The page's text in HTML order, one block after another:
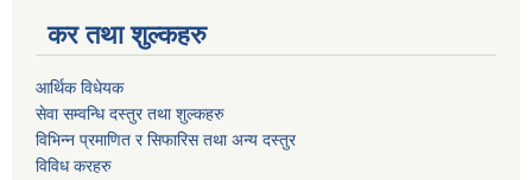
कर तथा शुल्कहरु
आर्थिक विधेयक
सेवा सम्वन्धि दस्तुर तथा शुल्कहरु
विभिन्न प्रमाणित र सिफारिस तथा अन्य दस्तुर
विविध करहरु